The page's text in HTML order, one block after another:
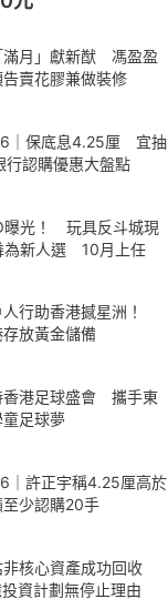
滿月」獻新猷 馮盈盈
賣花膠兼做裝修
｜保底息4.25厘 宜抽
認購優惠大盤點
曝光！ 玩具反斗城現
為新人選 10月上任
人行助香港撼星洲！
放黃金儲備
香港足球盛會 攜手東
足球夢
｜許正宇稱4.25厘高於
少認購20手
核心資產成功回收
資計劃無停止理由